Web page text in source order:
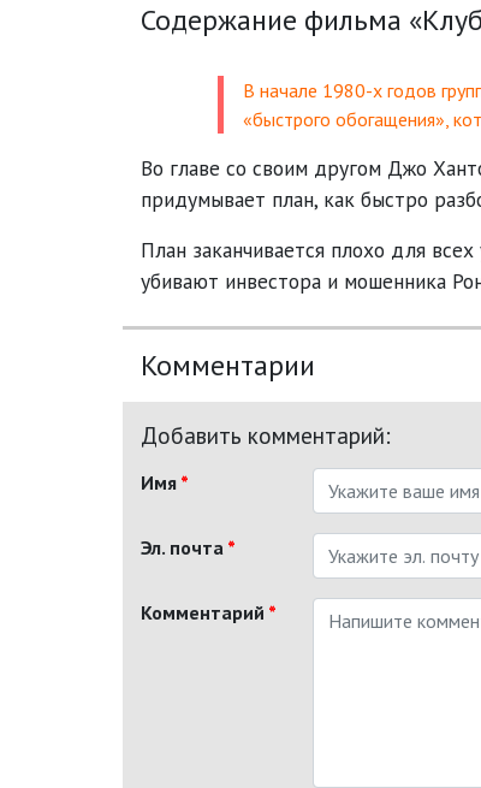
Содержание фильма
В начале 1980-х годов
«быстрого обогащения»,
Во главе со своим другом Джо
придумывает план, как быстро
План заканчивается плохо для
убивают инвестора и мошенника
Комментарии
Добавить комментарий:
Имя *
Эл. почта *
Комментарий *